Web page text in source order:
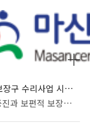
로 사이트맵
사업 시행업체 선정 결과
장애인의 이동편의성 증진과 보편적 보장구 사용환경 조성을 위한'2026년 장애인보장구 수리사업' 시행업체 선정 결과를 아래와 같이 알려드립니다. 2026. 5. 20. ○ 시행업체 선정 결과 (3개소 선정) 업체명대표자주소지 우신 메디아이함 0 주창원시 의창구 예손의료기김 0 숙창원시 마산합포구 한신의료보조기박 0 식창원시 마산합포구 ○ 사전설명회: 개별공지○ 문의: 자립지원팀 055-232-2999